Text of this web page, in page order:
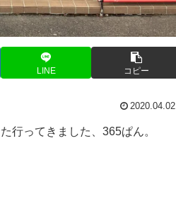
LINE コピー
2020.04.02
行ってきました、365ぱん。